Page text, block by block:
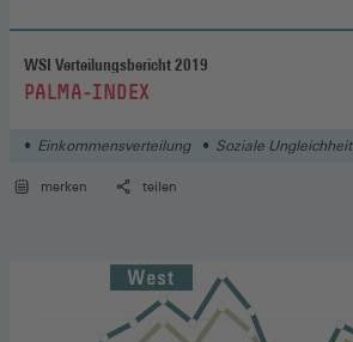
WSI Verteilungsbericht 2019
:PALMA-INDEX
Einkommensverteilung Soziale Ungleichheit
merken teilen